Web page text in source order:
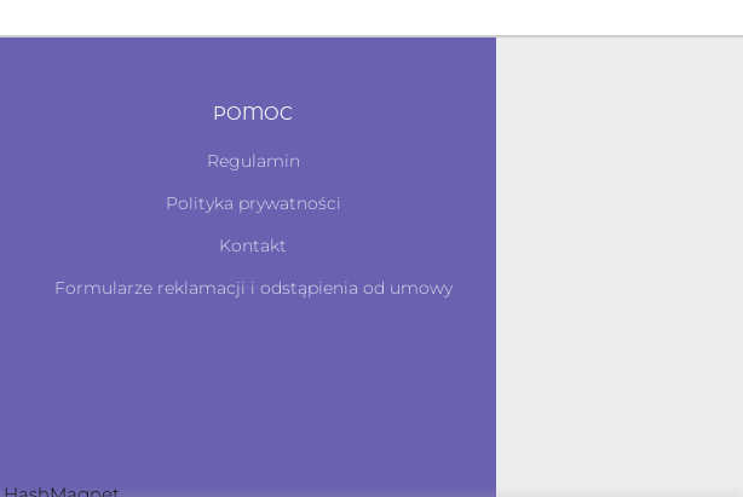
POMOC
Regulamin
Polityka prywatności
Kontakt
Formularze reklamacji i odstąpienia od umowy